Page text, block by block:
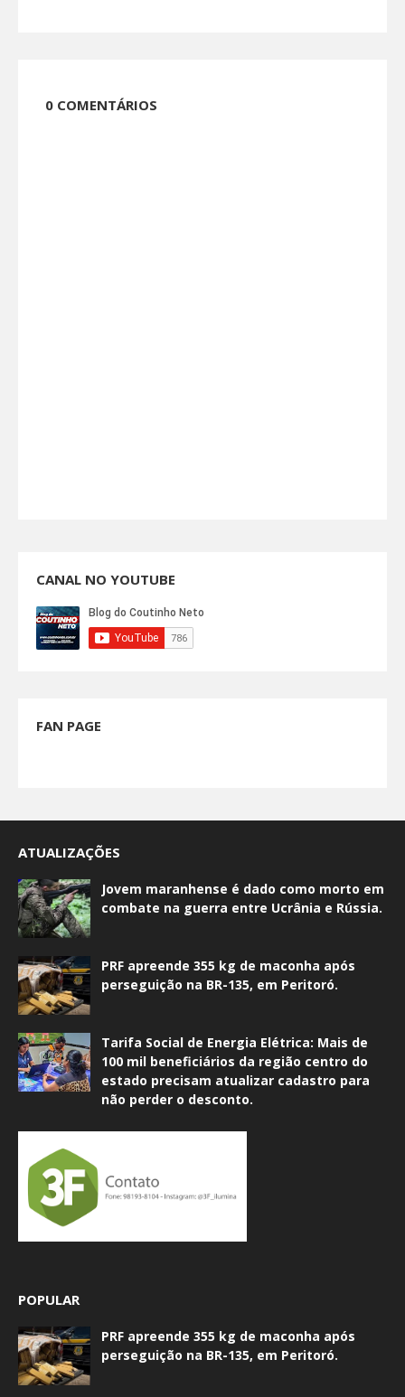
0 COMENTÁRIOS
CANAL NO YOUTUBE
FAN PAGE
ATUALIZAÇÕES
Jovem maranhense é dado como morto em
combate na guerra entre Ucrânia e Rússia.
PRF apreende 355 kg de maconha após
perseguição na BR-135, em Peritoró.
Tarifa Social de Energia Elétrica: Mais de
100 mil beneficiários da região centro do
estado precisam atualizar cadastro para
não perder o desconto.
POPULAR
PRF apreende 355 kg de maconha após
perseguição na BR-135, em Peritoró.